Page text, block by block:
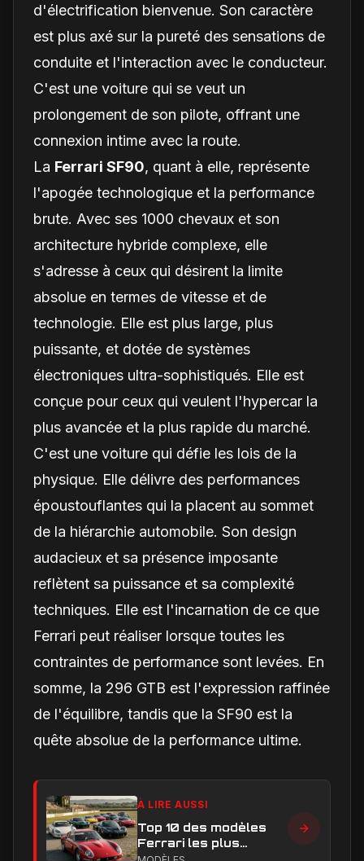
d'électrification bienvenue. Son caractère
est plus axé sur la pureté des sensations de
conduite et l'interaction avec le conducteur.
C'est une voiture qui se veut un
prolongement de son pilote, offrant une
connexion intime avec la route.
La Ferrari SF90, quant à elle, représente
l'apogée technologique et la performance
brute. Avec ses 1000 chevaux et son
architecture hybride complexe, elle
s'adresse à ceux qui désirent la limite
absolue en termes de vitesse et de
technologie. Elle est plus large, plus
puissante, et dotée de systèmes
électroniques ultra-sophistiqués. Elle est
conçue pour ceux qui veulent l'hypercar la
plus avancée et la plus rapide du marché.
C'est une voiture qui défie les lois de la
physique. Elle délivre des performances
époustouflantes qui la placent au sommet
de la hiérarchie automobile. Son design
audacieux et sa présence imposante
reflètent sa puissance et sa complexité
techniques. Elle est l'incarnation de ce que
Ferrari peut réaliser lorsque toutes les
contraintes de performance sont levées. En
somme, la 296 GTB est l'expression raffinée
de l'équilibre, tandis que la SF90 est la
quête absolue de la performance ultime.
À LIRE AUSSI
Top 10 des modèles
Ferrari les plus
emblématiques : les